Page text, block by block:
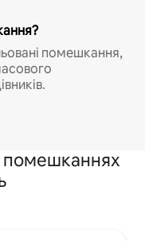
помешкання,
помешканнях